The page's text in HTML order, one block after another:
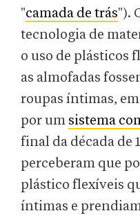
"camada de trás").
tecnologia de
o uso de plásticos
as almofadas
roupas íntimas, em
por um sistema
final da década de
perceberam que
plástico flexíveis
íntimas e